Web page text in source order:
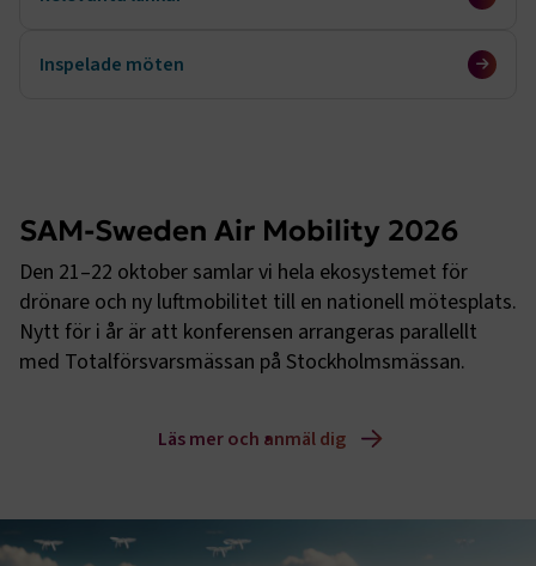
Inspelade möten
SAM-Sweden Air Mobility 2026
Den 21–22 oktober samlar vi hela ekosystemet för
drönare och ny luftmobilitet till en nationell mötesplats.
Nytt för i år är att konferensen arrangeras parallellt
med Totalförsvarsmässan på Stockholmsmässan.
Läs mer och anmäl dig